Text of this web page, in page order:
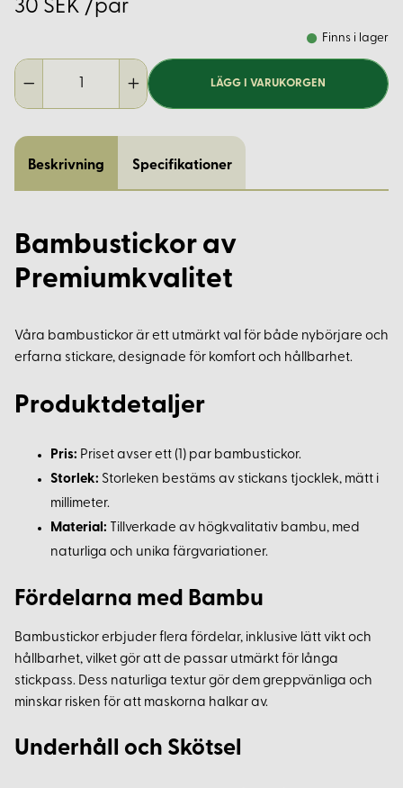
30 SEK /par
Finns i lager
LÄGG I VARUKORGEN
Beskrivning Specifikationer
Bambustickor av
Premiumkvalitet
Våra bambustickor är ett utmärkt val för både nybörjare och
erfarna stickare, designade för komfort och hållbarhet.
Produktdetaljer
Pris: Priset avser ett (1) par bambustickor.
Storlek: Storleken bestäms av stickans tjocklek, mätt i
millimeter.
Material: Tillverkade av högkvalitativ bambu, med
naturliga och unika färgvariationer.
Fördelarna med Bambu
Bambustickor erbjuder flera fördelar, inklusive lätt vikt och
hållbarhet, vilket gör att de passar utmärkt för långa
stickpass. Dess naturliga textur gör dem greppvänliga och
minskar risken för att maskorna halkar av.
Underhåll och Skötsel